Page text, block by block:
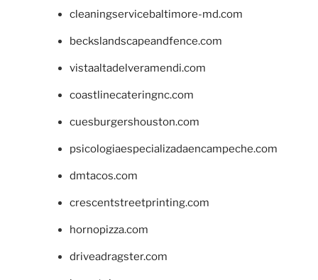
cleaningservicebaltimore-md.com
beckslandscapeandfence.com
vistaaltadelveramendi.com
coastlinecateringnc.com
cuesburgershouston.com
psicologiaespecializadaencampeche.com
dmtacos.com
crescentstreetprinting.com
hornopizza.com
driveadragster.com